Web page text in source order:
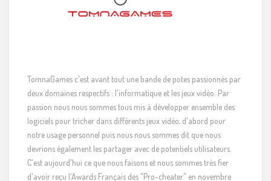
TomnaGames c'est avant tout une bande de potes passionnés par
deux domaines respectifs : l'informatique et les jeux vidéo. Par
passion nous nous sommes tous mis à développer ensemble des
logiciels pour tricher dans différents jeux vidéo, d'abord pour
notre usage personnel puis nous nous sommes dit que nous
devrions également les partager avec de potentiels utilisateurs.
C'est aujourd'hui ce que nous faisons et nous sommes très fier
d'avoir reçu l'Awards Français des "Pro-cheater" en novembre